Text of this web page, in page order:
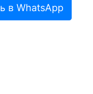
в WhatsApp